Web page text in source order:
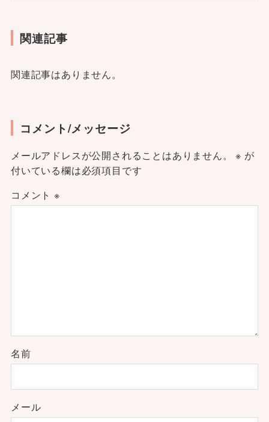
関連記事
関連記事はありません。
コメント/メッセージ
メールアドレスが公開されることはありません。 ※ が
付いている欄は必須項目です
コメント ※
名前
メール